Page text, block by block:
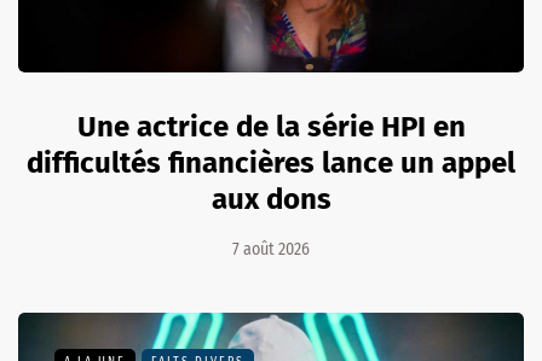
Une actrice de la série HPI en
difficultés financières lance un appel
aux dons
7 août 2026